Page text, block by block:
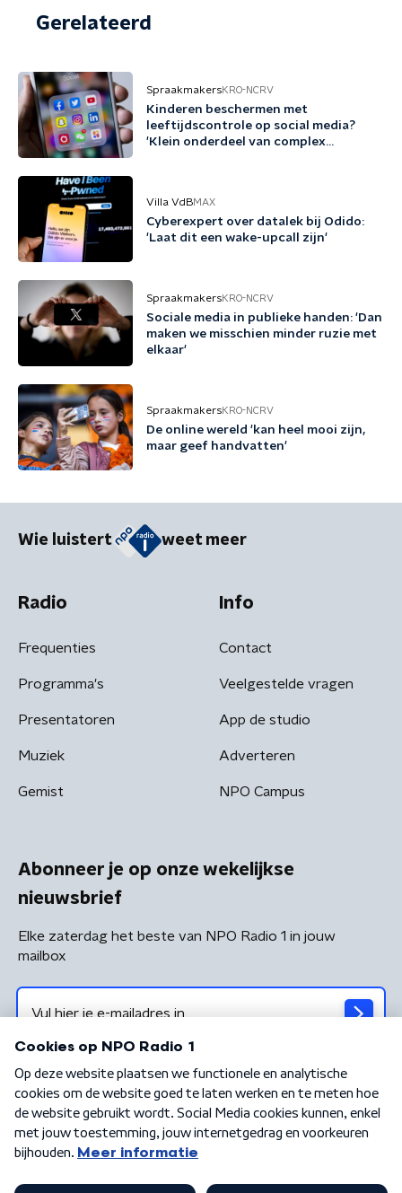
Gerelateerd
SpraakmakersKRO-NCRV
Kinderen beschermen met
leeftijdscontrole op social media?
'Klein onderdeel van complex
Villa VdBMAX
Cyberexpert over datalek bij Odido:
'Laat dit een wake-upcall zijn'
SpraakmakersKRO-NCRV
Sociale media in publieke handen: 'Dan
maken we misschien minder ruzie met
elkaar'
SpraakmakersKRO-NCRV
De online wereld 'kan heel mooi zijn,
maar geef handvatten'
Wie luistert weet meer
Radio
Frequenties
Programma's
Presentatoren
Muziek
Gemist
Info
Contact
Veelgestelde vragen
App de studio
Adverteren
NPO Campus
Abonneer je op onze wekelijkse
nieuwsbrief
Elke zaterdag het beste van NPO Radio 1 in jouw
mailbox
Algemene voorwaarden